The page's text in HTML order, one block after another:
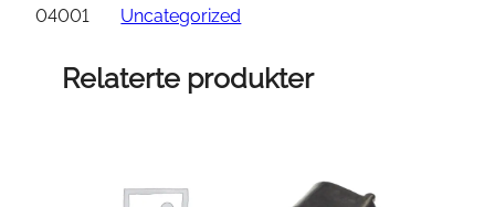
N
04001
Uncategorized
Relaterte produkter